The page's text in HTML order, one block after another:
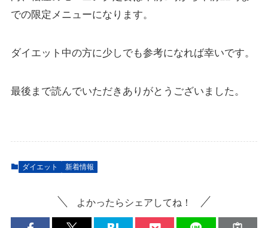
での限定メニューになります。
ダイエット中の方に少しでも参考になれば幸いです。
最後まで読んでいただきありがとうございました。
ダイエット 新着情報
よかったらシェアしてね！